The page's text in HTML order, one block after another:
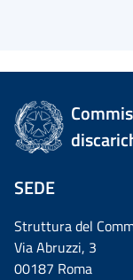
SEDE
Struttura del
Via Abruzzi, 3
00187 Roma